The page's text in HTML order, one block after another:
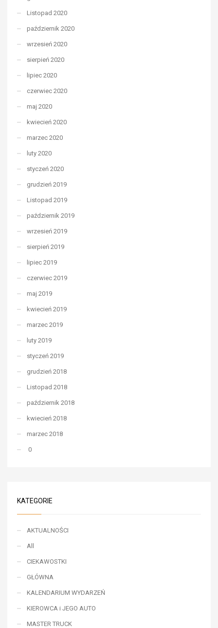
Listopad 2020
październik 2020
wrzesień 2020
sierpień 2020
lipiec 2020
czerwiec 2020
maj 2020
kwiecień 2020
marzec 2020
luty 2020
styczeń 2020
grudzień 2019
Listopad 2019
październik 2019
wrzesień 2019
sierpień 2019
lipiec 2019
czerwiec 2019
maj 2019
kwiecień 2019
marzec 2019
luty 2019
styczeń 2019
grudzień 2018
Listopad 2018
październik 2018
kwiecień 2018
marzec 2018
0
KATEGORIE
AKTUALNOŚCI
All
CIEKAWOSTKI
GŁÓWNA
KALENDARIUM WYDARZEŃ
KIEROWCA i JEGO AUTO
MASTER TRUCK